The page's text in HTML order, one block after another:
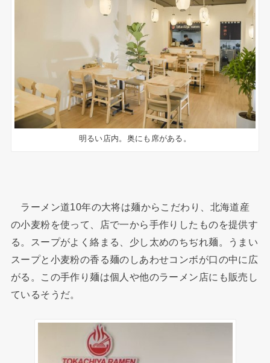
明るい店内。奥にも席がある。
ラーメン道10年の大将は麺からこだわり、北海道産
の小麦粉を使って、店で一から手作りしたものを提供す
る。スープがよく絡まる、少し太めのちぢれ麺。うまい
スープと小麦粉の香る麺のしあわせコンボが口の中に広
がる。この手作り麺は個人や他のラーメン店にも販売し
ているそうだ。